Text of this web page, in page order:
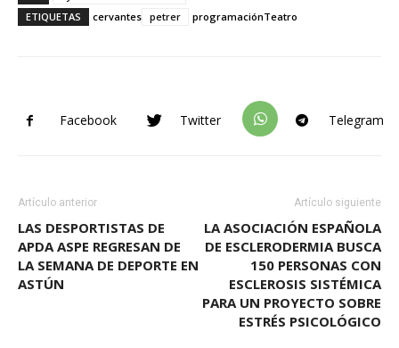
ETIQUETAS
cervantes petrer programaciónTeatro
Facebook Twitter Telegram
Artículo anterior
LAS DESPORTISTAS DE
APDA ASPE REGRESAN DE
LA SEMANA DE DEPORTE EN
ASTÚN
Artículo siguiente
LA ASOCIACIÓN ESPAÑOLA
DE ESCLERODERMIA BUSCA
150 PERSONAS CON
ESCLEROSIS SISTÉMICA
PARA UN PROYECTO SOBRE
ESTRÉS PSICOLÓGICO